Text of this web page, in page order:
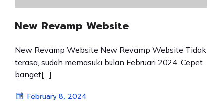
New Revamp Website
New Revamp Website New Revamp Website Tidak
terasa, sudah memasuki bulan Februari 2024. Cepet
banget[…]
February 8, 2024